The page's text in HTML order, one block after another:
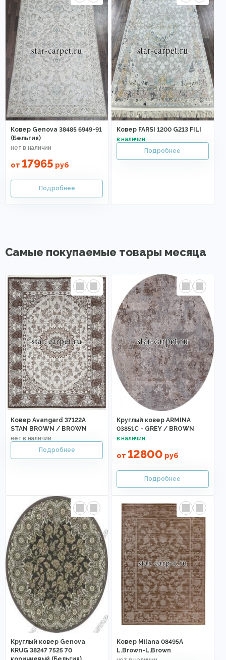
Ковер Genova 38485 6949-91
(Бельгия)
от 17965 руб
Ковер FARSI 1200 G213 FILI
Самые покупаемые товары месяца
Ковер Avangard 37122A
STAN BROWN / BROWN
Круглый ковер ARMINA
03851C - GREY / BROWN
от 12800 руб
Круглый ковер Genova
KRUG 38247 7525 70
Ковер Milana 08495A
L.Brown-L.Brown